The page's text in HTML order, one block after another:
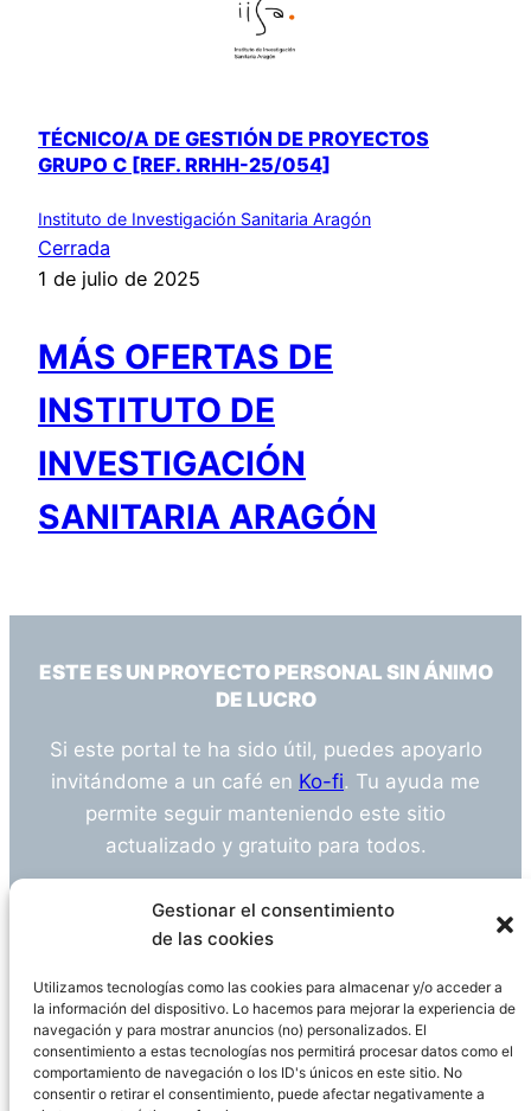
Gestionar el consentimiento
de las cookies
Utilizamos tecnologías como las cookies para almacenar y/o acceder a
la información del dispositivo. Lo hacemos para mejorar la experiencia de
navegación y para mostrar anuncios (no) personalizados. El
consentimiento a estas tecnologías nos permitirá procesar datos como el
comportamiento de navegación o los ID's únicos en este sitio. No
consentir o retirar el consentimiento, puede afectar negativamente a
TÉCNICO/A DE GESTIÓN DE PROYECTOS
GRUPO C [REF. RRHH-25/054]
Instituto de Investigación Sanitaria Aragón
Cerrada
1 de julio de 2025
MÁS OFERTAS DE
INSTITUTO DE
INVESTIGACIÓN
SANITARIA ARAGÓN
ESTE ES UN PROYECTO PERSONAL SIN ÁNIMO
DE LUCRO
Si este portal te ha sido útil, puedes apoyarlo
invitándome a un café en Ko-fi. Tu ayuda me
permite seguir manteniendo este sitio
actualizado y gratuito para todos.
¿Tienes alguna duda o sugerencia? Escríbeme
info@empleosanitarioinvestigacion.es
Descargo de Responsabilidad
Declaración de Privacidad Política de cookies